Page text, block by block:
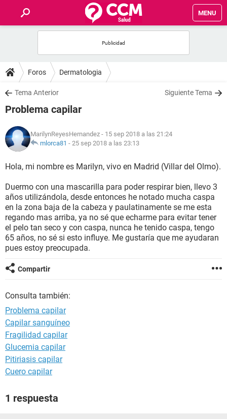
MENU
FOROS
SALUD
NUTRICIÓN
BIENESTAR
SEXUALIDAD
GLOSARIO
Foros Dermatologia
Tema Anterior Siguiente Tema
Problema capilar
MarilynReyesHernandez - 15 sep 2018 a las 21:24
mlorca81 - 25 sep 2018 a las 23:13
Hola, mi nombre es Marilyn, vivo en Madrid (Villar del Olmo).
Duermo con una mascarilla para poder respirar bien, llevo 3
años utilizándola, desde entonces he notado mucha caspa
en la zona baja de la cabeza y paulatinamente se me esta
regando mas arriba, ya no sé que echarme para evitar tener
el pelo tan seco y con caspa, nunca he tenido caspa, tengo
65 años, no sé si esto influye. Me gustaría que me ayudaran
pues estoy preocupada.
Compartir
Consulta también:
Problema capilar
Capilar sanguíneo
Fragilidad capilar
Glucemia capilar
Pitiriasis capilar
Cuero capilar
1 respuesta